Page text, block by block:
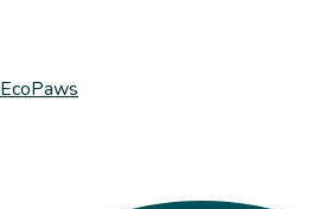
EcoPaws